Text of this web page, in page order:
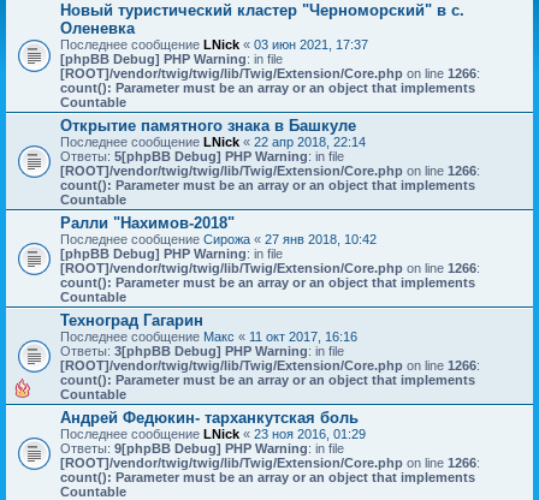
Новый туристический кластер "Черноморский" в с.
Оленевка
Последнее сообщение LNick « 03 июн 2021, 17:37
[phpBB Debug] PHP Warning: in file
[ROOT]/vendor/twig/twig/lib/Twig/Extension/Core.php on line 1266:
count(): Parameter must be an array or an object that implements
Countable
Открытие памятного знака в Башкуле
Последнее сообщение LNick « 22 апр 2018, 22:14
Ответы: 5[phpBB Debug] PHP Warning: in file
[ROOT]/vendor/twig/twig/lib/Twig/Extension/Core.php on line 1266:
count(): Parameter must be an array or an object that implements
Countable
Ралли "Нахимов-2018"
Последнее сообщение Сирожа « 27 янв 2018, 10:42
[phpBB Debug] PHP Warning: in file
[ROOT]/vendor/twig/twig/lib/Twig/Extension/Core.php on line 1266:
count(): Parameter must be an array or an object that implements
Countable
Техноград Гагарин
Последнее сообщение Макс « 11 окт 2017, 16:16
Ответы: 3[phpBB Debug] PHP Warning: in file
[ROOT]/vendor/twig/twig/lib/Twig/Extension/Core.php on line 1266:
count(): Parameter must be an array or an object that implements
Countable
Андрей Федюкин- тарханкутская боль
Последнее сообщение LNick « 23 ноя 2016, 01:29
Ответы: 9[phpBB Debug] PHP Warning: in file
[ROOT]/vendor/twig/twig/lib/Twig/Extension/Core.php on line 1266:
count(): Parameter must be an array or an object that implements
Countable